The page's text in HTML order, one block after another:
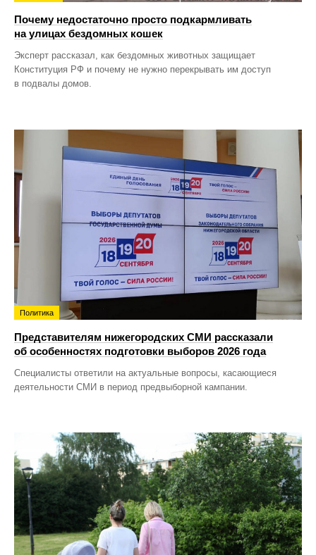
Почему недостаточно просто подкармливать
на улицах бездомных кошек
Эксперт рассказал, как бездомных животных защищает
Конституция РФ и почему не нужно перекрывать им доступ
в подвалы домов.
Политика
Представителям нижегородских СМИ рассказали
об особенностях подготовки выборов 2026 года
Специалисты ответили на актуальные вопросы, касающиеся
деятельности СМИ в период предвыборной кампании.